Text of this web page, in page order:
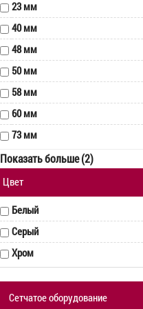
105 мм
125 мм
23 мм
40 мм
48 мм
50 мм
58 мм
60 мм
73 мм
80 мм
100 мм
Показать больше (2)
Цвет
Белый
Серый
Хром
Сетчатое оборудование